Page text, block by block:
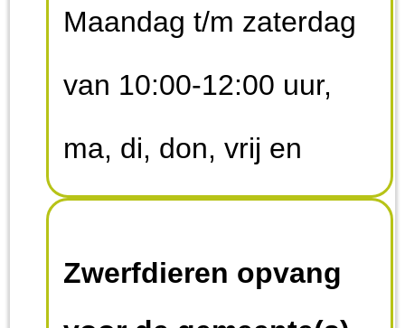
Maandag t/m zaterdag
van 10:00-12:00 uur,
ma, di, don, vrij en
zaterdag van 14:00-
17:00 uur. Op
Zwerfdieren opvang